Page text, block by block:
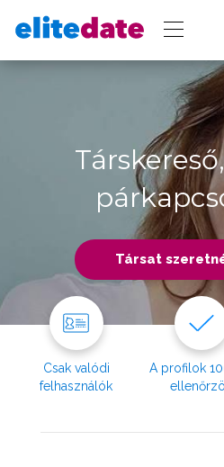
Társat
Csak valódi
felhasználók
A profilok